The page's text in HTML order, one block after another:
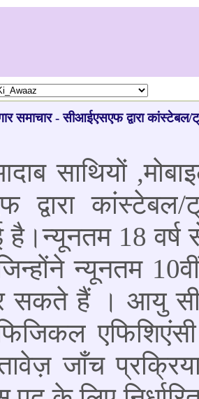
समाचार - सीआईएसएफ द्वारा
साथियों
द्वारा
है।न्यूनतम 18
न्यूनतम
हैं । आयु सीमा
जाँच